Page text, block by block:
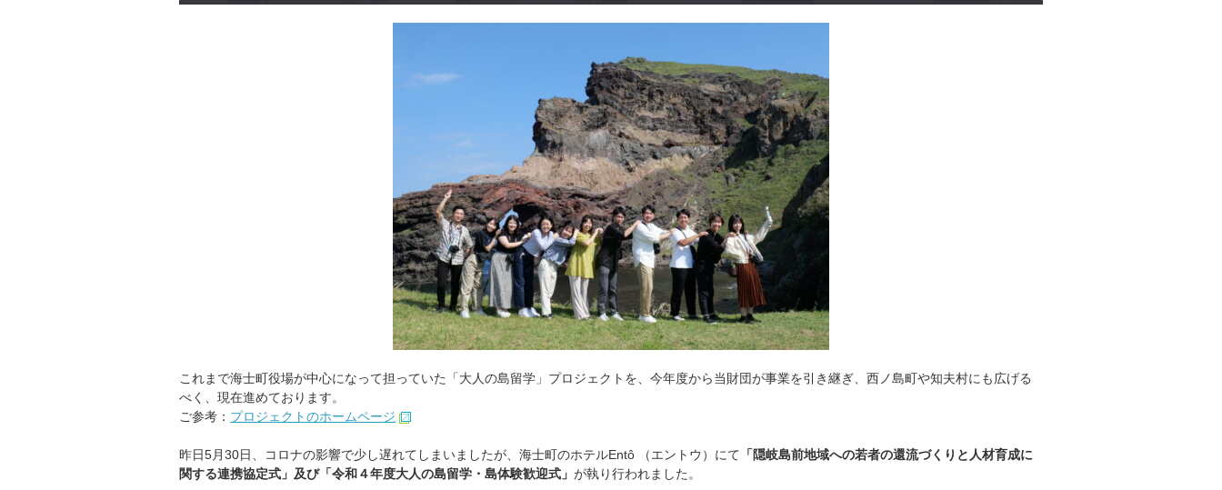
これまで海士町役場が中心になって担っていた「大人の島留学」プロジェクトを、今年度から当財団が事業を引き継ぎ、西ノ島町や知夫村にも広げる
べく、現在進めております。
ご参考： プロジェクトのホームページ
昨日5月30日、コロナの影響で少し遅れてしまいましたが、海士町のホテルEntô （エントウ）にて 「隠岐島前地域への若者の還流づくりと人材育成に
関する連携協定式」及び「令和４年度大人の島留学・島体験歓迎式」 が執り行われました。